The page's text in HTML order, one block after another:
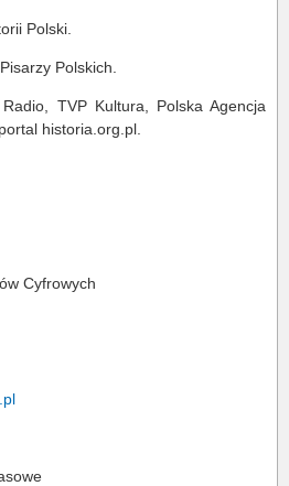
Polski.
Polskich.
TVP Kultura, Polska Agencja
historia.org.pl.
Cyfrowych